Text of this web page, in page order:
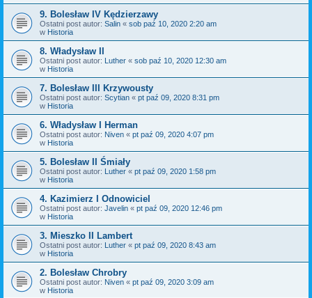
9. Bolesław IV Kędzierzawy
Ostatni post autor: Salin « sob paź 10, 2020 2:20 am
w Historia
8. Władysław II
Ostatni post autor: Luther « sob paź 10, 2020 12:30 am
w Historia
7. Bolesław III Krzywousty
Ostatni post autor: Scytian « pt paź 09, 2020 8:31 pm
w Historia
6. Władysław I Herman
Ostatni post autor: Niven « pt paź 09, 2020 4:07 pm
w Historia
5. Bolesław II Śmiały
Ostatni post autor: Luther « pt paź 09, 2020 1:58 pm
w Historia
4. Kazimierz I Odnowiciel
Ostatni post autor: Javelin « pt paź 09, 2020 12:46 pm
w Historia
3. Mieszko II Lambert
Ostatni post autor: Luther « pt paź 09, 2020 8:43 am
w Historia
2. Bolesław Chrobry
Ostatni post autor: Niven « pt paź 09, 2020 3:09 am
w Historia